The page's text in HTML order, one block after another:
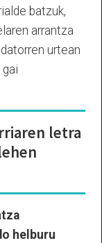
batzuk,
arrantza
urtean
gai
letra
helburu